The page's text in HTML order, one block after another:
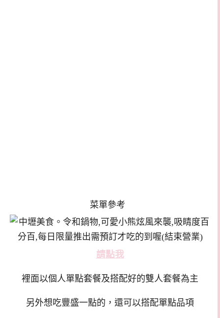
菜單參考
請點我
裡面以個人單點套餐及搭配好的雙人套餐為主
另外想吃豐盛一點的，還可以搭配單點品項